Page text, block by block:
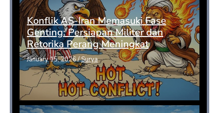
Konflik AS-Iran Memasuki Fase
Genting: Persiapan Militer dan
Retorika Perang Meningkat
January 15, 2026/Surya